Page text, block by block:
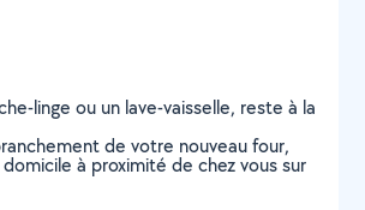
linge ou un lave-vaisselle, reste à la
de votre nouveau four,
à proximité de chez vous sur